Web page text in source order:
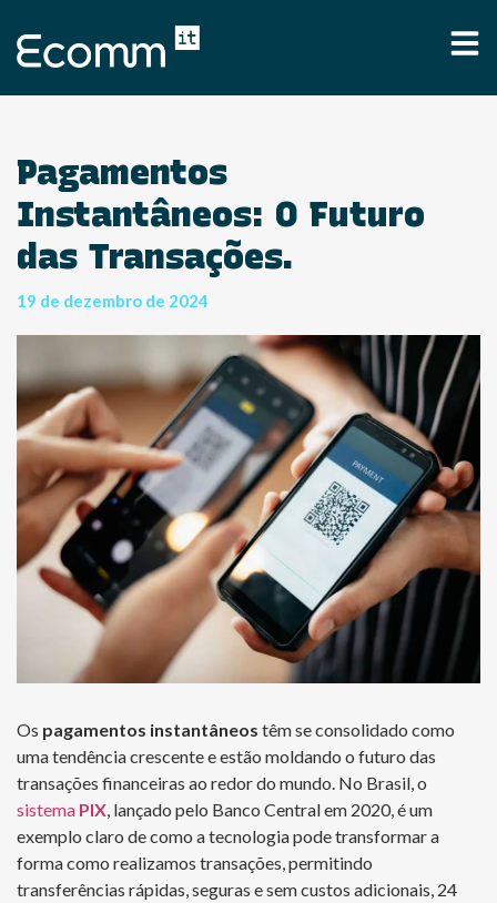
Pagamentos
Instantâneos: O Futuro
das Transações.
19 de dezembro de 2024
Os pagamentos instantâneos têm se consolidado como
uma tendência crescente e estão moldando o futuro das
transações financeiras ao redor do mundo. No Brasil, o
sistema PIX, lançado pelo Banco Central em 2020, é um
exemplo claro de como a tecnologia pode transformar a
forma como realizamos transações, permitindo
transferências rápidas, seguras e sem custos adicionais, 24